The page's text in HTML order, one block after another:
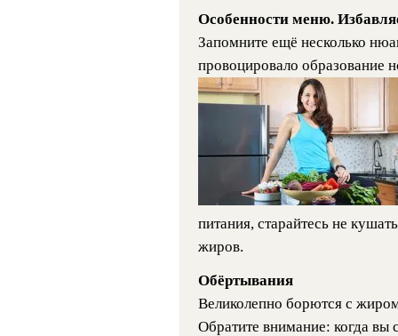
Особенности меню.
Запомните ещё несколько
провоцировало образование
питания, старайтесь не
жиров.
Обёртывания
Великолепно борются с
Обратите внимание: когда вы